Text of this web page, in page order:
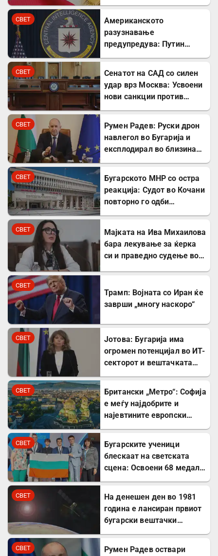
СВЕТ
Американското
разузнавање
предупредува: Путин
СВЕТ
Сенатот на САД со силен
удар врз Москва: Усвоени
нови санкции против
СВЕТ
Румен Радев: Руски дрон
навлегол во Бугарија и
експлодирал во близина
СВЕТ
Бугарското МНР со остра
реакција: Судот во Кочани
повторно го одби
СВЕТ
Мајката на Ива Михаилова
бара лекување за ќерка
си и праведно судење во
СВЕТ
Трамп: Војната со Иран ќе
заврши „многу наскоро“
СВЕТ
Јотова: Бугарија има
огромен потенцијал во ИТ-
секторот и вештачката
СВЕТ
Британски „Метро“: Софија
е меѓу најдобрите и
најевтините европски
СВЕТ
Бугарските ученици
блескаат на светската
сцена: Освоени 68 медали
година
СВЕТ
На денешен ден во 1981
година е лансиран првиот
бугарски вештачки
СВЕТ Румен Радев оствари